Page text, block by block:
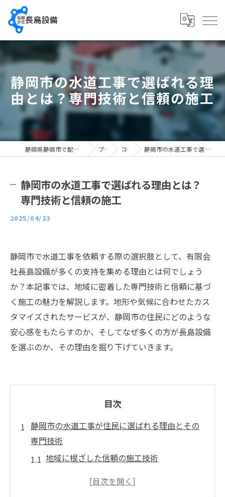
静岡市の水道工事で選ばれる理
由とは？専門技術と信頼の施工
静岡県静岡市で配管工の求人なら有限会社長島設備 ブログ コラム 静岡市の水道工事で選ばれる理由とは？専門技術と信頼の施工
静岡市の水道工事で選ばれる理由とは？
専門技術と信頼の施工
2025/04/23
静岡市で水道工事を依頼する際の選択肢として、有限会
社長島設備が多くの支持を集める理由とは何でしょう
か？本記事では、地域に密着した専門技術と信頼に基づ
く施工の魅力を解説します。地形や気候に合わせたカス
タマイズされたサービスが、静岡市の住民にどのような
安心感をもたらすのか、そしてなぜ多くの方が長島設備
を選ぶのか、その理由を掘り下げていきます。
目次
静岡市の水道工事が住民に選ばれる理由とその
専門技術
地域に根ざした信頼の施工技術
高度な技術力が支持される理由